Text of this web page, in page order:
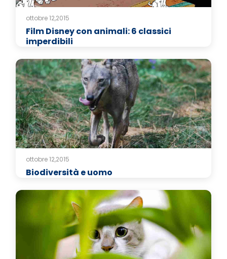
ottobre 12,2015
Film Disney con animali: 6 classici
imperdibili
ottobre 12,2015
Biodiversità e uomo